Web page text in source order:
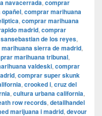
navacerrada, comprar
, comprar marihuana
, comprar marihuana
madrid, comprar
de los reyes,
sierra de madrid,
marihuana tribunal,
valdeski, comprar
, comprar super skunk
, crooked i, cruz del
, cultura urbana california,
row records, detailhandel
marijuana i madrid, devour